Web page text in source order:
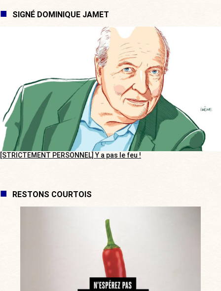
SIGNÉ DOMINIQUE JAMET
[STRICTEMENT PERSONNEL] Y a pas le feu !
RESTONS COURTOIS